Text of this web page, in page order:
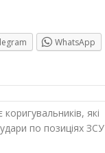
WhatsApp
які
по позиціях ЗСУ